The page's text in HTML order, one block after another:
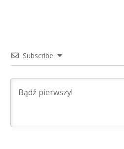
Subscribe